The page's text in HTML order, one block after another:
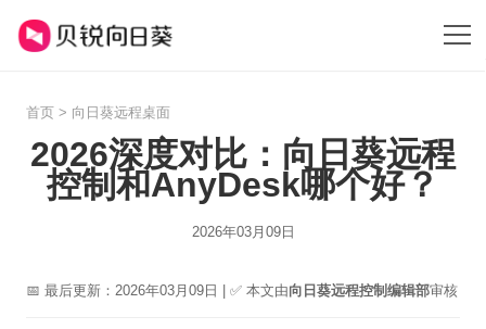
首页 > 向日葵远程桌面
2026深度对比：向日葵远程
控制和AnyDesk哪个好？
2026年03月09日
📅 最后更新：2026年03月09日 | ✅ 本文由向日葵远程控制编辑部审核